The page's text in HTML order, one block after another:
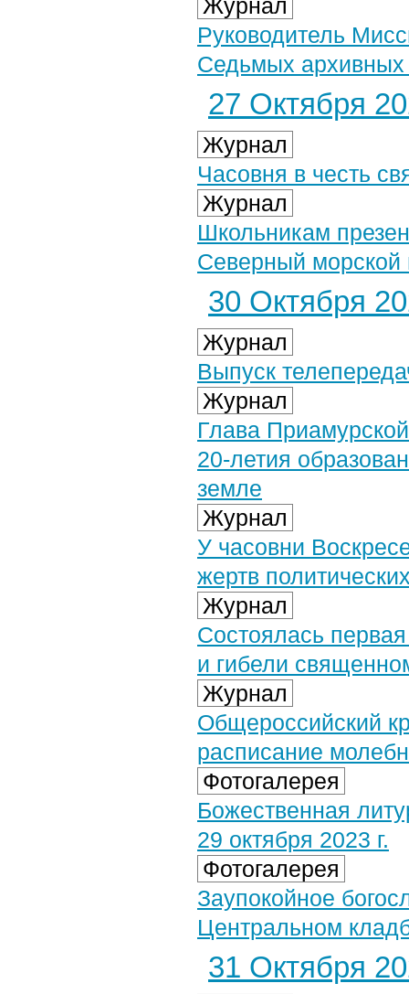
Журнал
Руководитель
Седьмых архивных
27 Октября
Журнал
Часовня в честь
Журнал
Школьникам
Северный морской
30 Октября
Журнал
Выпуск
Журнал
Глава
20-летия
земле
Журнал
У часовни
жертв
Журнал
Состоялась
и гибели
Журнал
Общероссийский
расписание
Фотогалерея
Божественная
29 октября 2023 г.
Фотогалерея
Заупокойное
Центральном
31 Октября